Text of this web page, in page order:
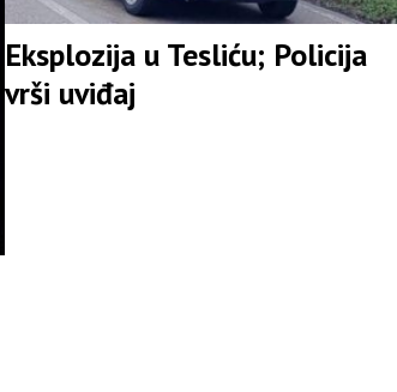
Eksplozija u Tesliću; Policija
vrši uviđaj